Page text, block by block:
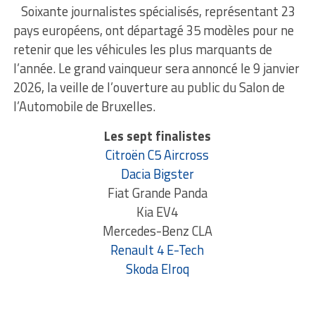
Soixante journalistes spécialisés, représentant 23
pays européens, ont départagé 35 modèles pour ne
retenir que les véhicules les plus marquants de
l’année. Le grand vainqueur sera annoncé le 9 janvier
2026, la veille de l’ouverture au public du Salon de
l’Automobile de Bruxelles.
Les sept finalistes
Citroën C5 Aircross
Dacia Bigster
Fiat Grande Panda
Kia EV4
Mercedes-Benz CLA
Renault 4 E-Tech
Skoda Elroq